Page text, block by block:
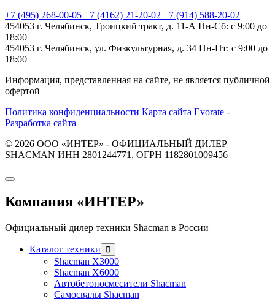
+7 (495) 268-00-05 +7 (4162) 21-20-02 +7 (914) 588-20-02
454053 г. Челябинск, Троицкий тракт, д. 11-А Пн-Сб: с 9:00 до
18:00
454053 г. Челябинск, ул. Физкультурная, д. 34 Пн-Пт: с 9:00 до
18:00
Информация, представленная на сайте, не является публичной
офертой
Политика конфиденциальности Карта сайта Evorate -
Разработка сайта
© 2026 ООО «ИНТЕР» - ОФИЦИАЛЬНЫЙ ДИЛЕР
SHACMAN ИНН 2801244771, ОГРН 1182801009456
Компания «ИНТЕР»
Официальный дилер техники Shacman в России
Каталог техники
Shacman X3000
Shacman X6000
Автобетоносмесители Shacman
Самосвалы Shacman